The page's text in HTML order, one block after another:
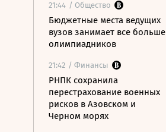
21:44 / Общество
Бюджетные места ведущих
вузов занимает все больше
олимпиадников
21:42 / Финансы
РНПК сохранила
перестрахование военных
рисков в Азовском и
Черном морях